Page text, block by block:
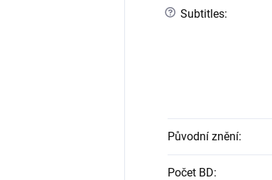
? Subtitles:
Původní znění:
Počet BD: